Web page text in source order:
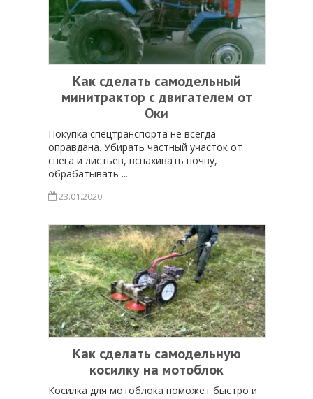
Как сделать самодельный
минитрактор с двигателем от
Оки
Покупка спецтранспорта не всегда
оправдана. Убирать частный участок от
снега и листьев, вспахивать почву,
обрабатывать ...
23.01.2020
Как сделать самодельную
косилку на мотоблок
Косилка для мотоблока поможет быстро и